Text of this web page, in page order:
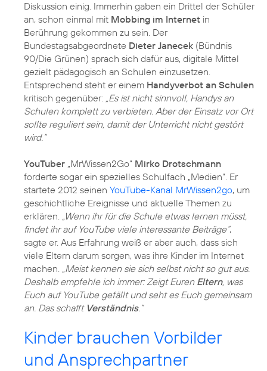
Diskussion einig. Immerhin gaben ein Drittel der Schüler
an, schon einmal mit Mobbing im Internet in
Berührung gekommen zu sein. Der
Bundestagsabgeordnete Dieter Janecek (Bündnis
90/Die Grünen) sprach sich dafür aus, digitale Mittel
gezielt pädagogisch an Schulen einzusetzen.
Entsprechend steht er einem Handyverbot an Schulen
kritisch gegenüber: „Es ist nicht sinnvoll, Handys an
Schulen komplett zu verbieten. Aber der Einsatz vor Ort
sollte reguliert sein, damit der Unterricht nicht gestört
wird.“
YouTuber „MrWissen2Go“ Mirko Drotschmann
forderte sogar ein spezielles Schulfach „Medien“. Er
startete 2012 seinen YouTube-Kanal MrWissen2go, um
geschichtliche Ereignisse und aktuelle Themen zu
erklären.
„Wenn ihr für die Schule etwas lernen müsst,
findet ihr auf YouTube viele interessante Beiträge“,
sagte er. Aus Erfahrung weiß er aber auch, dass sich
viele Eltern darum sorgen, was ihre Kinder im Internet
machen.
„Meist kennen sie sich selbst nicht so gut aus.
Deshalb empfehle ich immer: Zeigt Euren Eltern, was
Euch auf YouTube gefällt und seht es Euch gemeinsam
an. Das schafft Verständnis.“
Kinder brauchen Vorbilder
und Ansprechpartner